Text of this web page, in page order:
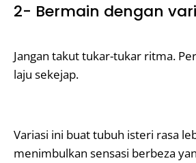
2- Bermain dengan
Jangan takut tukar-tukar ritma.
laju sekejap.
Variasi ini buat tubuh isteri rasa
menimbulkan sensasi berbeza